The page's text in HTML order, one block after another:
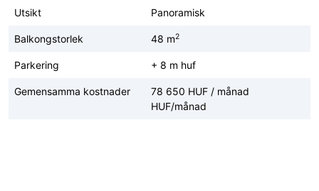
Utsikt Panoramisk
Balkongstorlek 48 m2
Parkering + 8 m huf
Gemensamma kostnader
78 650 HUF / månad
HUF/månad